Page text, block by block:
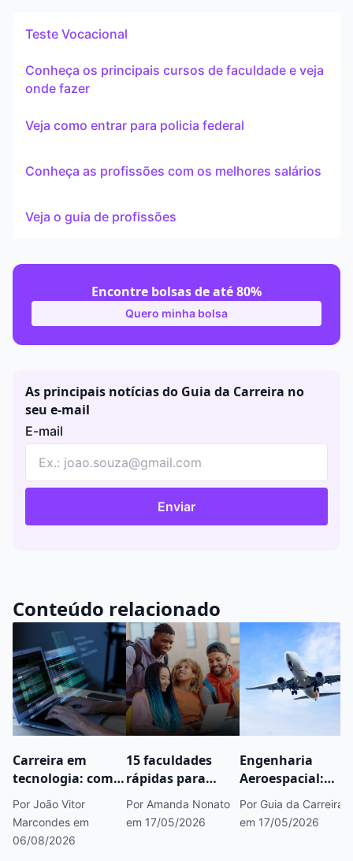
Teste Vocacional
Conheça os principais cursos de faculdade e veja
onde fazer
Veja como entrar para policia federal
Conheça as profissões com os melhores salários
Veja o guia de profissões
Encontre bolsas de até 80%
Quero minha bolsa
As principais notícias do Guia da Carreira no
seu e-mail
E-mail
Enviar
Conteúdo relacionado
Carreira em
tecnologia: como
começar, áreas
em alta e
caminhos para
crescer
Por João Vitor
Marcondes em
06/08/2026
15 faculdades
rápidas para
fazer concurso
público que você
precisa conhecer
Por Amanda Nonato
em 17/05/2026
Engenharia
Aeroespacial:
saiba tudo sobre
esse curso
Por Guia da Carreira
em 17/05/2026